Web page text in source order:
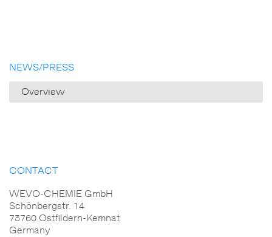
NEWS/PRESS
Overview
CONTACT
WEVO-CHEMIE GmbH
Schönbergstr. 14
73760 Ostfildern-Kemnat
Germany